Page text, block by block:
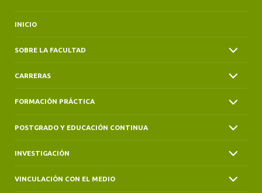
INICIO
SOBRE LA FACULTAD
CARRERAS
FORMACIÓN PRÁCTICA
POSTGRADO Y EDUCACIÓN CONTINUA
INVESTIGACIÓN
VINCULACIÓN CON EL MEDIO